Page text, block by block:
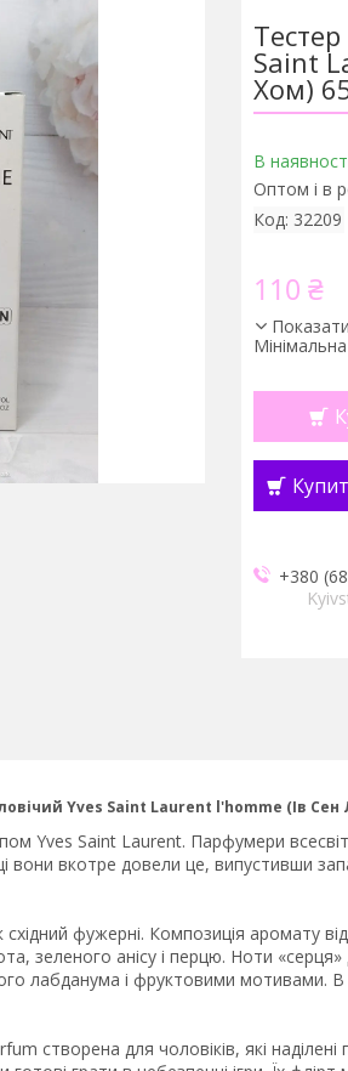
Saint
Хом)
В
Оптом і в
Код: 32209
110 ₴
+380
Yves Saint Laurent l'homme (Ів Сен
Yves Saint Laurent. Парфумери
вони вкотре довели це, випустивши
східний фужерні. Композиція аромату
зеленого анісу і перцю. Ноти
лабданума і фруктовими мотивами.
створена для чоловіків, які наділені